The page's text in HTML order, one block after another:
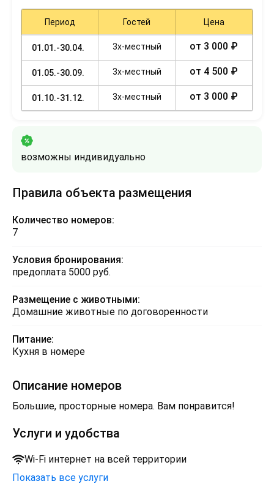
Период Гостей Цена
01.01.-30.04. 3х-местный от 3 000 ₽
01.05.-30.09. 3х-местный от 4 500 ₽
01.10.-31.12. 3х-местный от 3 000 ₽
возможны индивидуально
Правила объекта размещения
Количество номеров:
7
Условия бронирования:
предоплата 5000 руб.
Размещение с животными:
Домашние животные по договоренности
Питание:
Кухня в номере
Описание номеров
Большие, просторные номера. Вам понравится!
Услуги и удобства
Wi-Fi интернет на всей территории
Показать все услуги